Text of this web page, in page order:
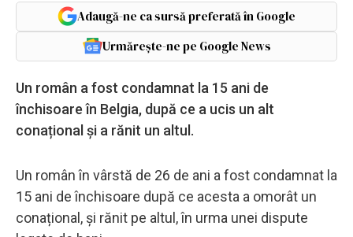
Adaugă-ne ca sursă preferată în Google
Urmărește-ne pe Google News
Un român a fost condamnat la 15 ani de
închisoare în Belgia, după ce a ucis un alt
conațional și a rănit un altul.
Un român în vârstă de 26 de ani a fost condamnat la
15 ani de închisoare după ce acesta a omorât un
conațional, și rănit pe altul, în urma unei dispute